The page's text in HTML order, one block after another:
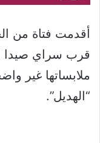
أقدمت فتاة من
قرب سراي صيدا
ملابساتها غير
“الهديل”.